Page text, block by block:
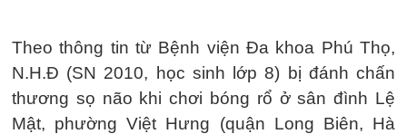
Theo thông tin từ Bệnh viện Đa khoa Phú Thọ,
N.H.Đ (SN 2010, học sinh lớp 8) bị đánh chấn
thương sọ não khi chơi bóng rổ ở sân đình Lệ
Mật, phường Việt Hưng (quận Long Biên, Hà